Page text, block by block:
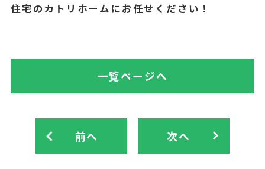
住宅のカトリホームにお任せください！
前へ
一覧ページへ
次へ